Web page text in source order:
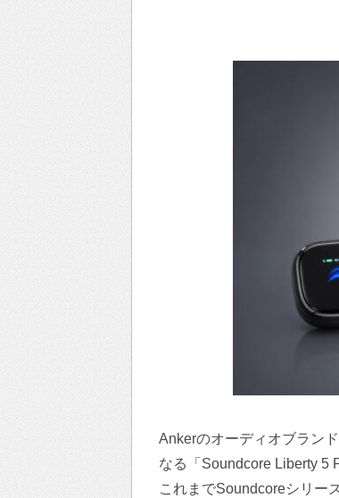
Ankerのオーディオブラン
なる「Soundcore Liberty 5
これまでSoundcoreシリー